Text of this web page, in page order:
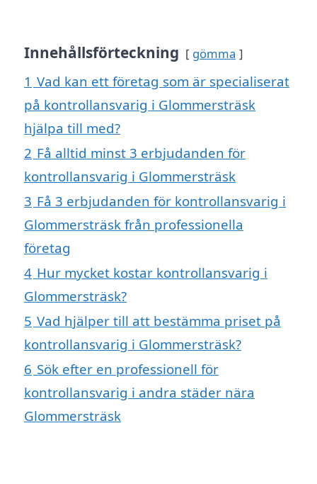
Innehållsförteckning gömma
1 Vad kan ett företag som är specialiserat
på kontrollansvarig i Glommersträsk
hjälpa till med?
2 Få alltid minst 3 erbjudanden för
kontrollansvarig i Glommersträsk
3 Få 3 erbjudanden för kontrollansvarig i
Glommersträsk från professionella
företag
4 Hur mycket kostar kontrollansvarig i
Glommersträsk?
5 Vad hjälper till att bestämma priset på
kontrollansvarig i Glommersträsk?
6 Sök efter en professionell för
kontrollansvarig i andra städer nära
Glommersträsk